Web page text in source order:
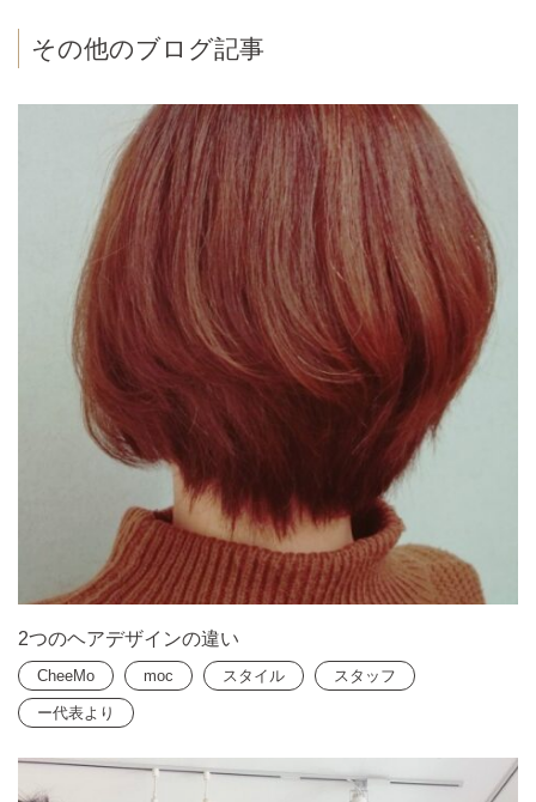
その他のブログ記事
2つのヘアデザインの違い
CheeMo moc スタイル スタッフ
ー代表より